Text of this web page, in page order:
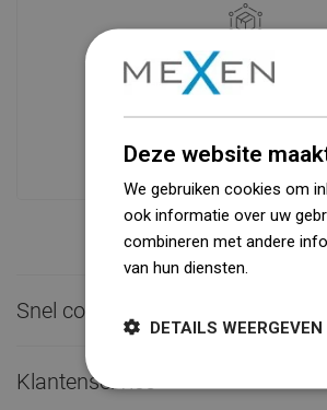
Beschikbaarheid van
Een modern logistiek centrum
oppervlakte van 31.000 m²
dan 1500.000 beschikbare
Snel contact
Klantenservice
Deze website
We gebruiken cookies om
ook informatie over uw
combineren met andere
van hun diensten.
DETAILS WEERGEVEN